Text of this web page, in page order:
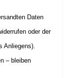
Daten
oder der
Anliegens).
– bleiben